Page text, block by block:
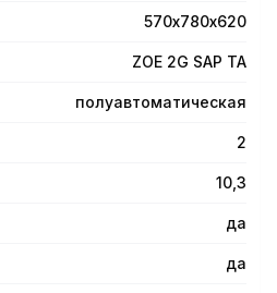
Мощность помпы 0,15 кВт.
порции.
заполняется до
заваривания.
570х780х620
ZOE 2G SAP TA
полуавтоматическая
2
10,3
да
да